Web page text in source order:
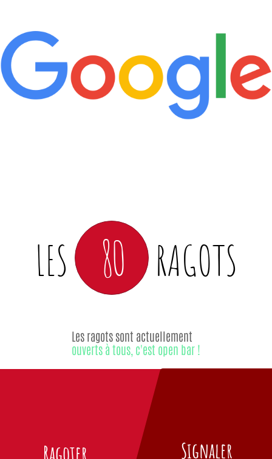
LES 80 RAGOTS
Ragoter
Les ragots sont actuellement
ouverts à tous, c'est open bar !
Signaler